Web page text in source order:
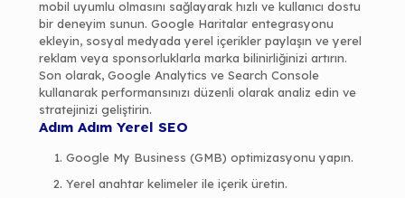
mobil uyumlu olmasını sağlayarak hızlı ve kullanıcı dostu
bir deneyim sunun. Google Haritalar entegrasyonu
ekleyin, sosyal medyada yerel içerikler paylaşın ve yerel
reklam veya sponsorluklarla marka bilinirliğinizi artırın.
Son olarak, Google Analytics ve Search Console
kullanarak performansınızı düzenli olarak analiz edin ve
stratejinizi geliştirin.
Adım Adım Yerel SEO
Google My Business (GMB) optimizasyonu yapın.
Yerel anahtar kelimeler ile içerik üretin.